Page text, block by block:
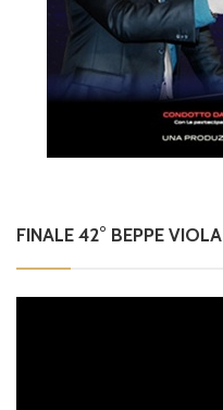
FINALE 42° BEPPE VIOLA